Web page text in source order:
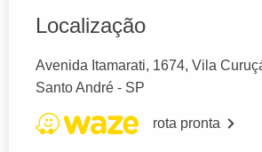
Localização
Avenida Itamarati, 1674, Vila
Santo André - SP
rota pronta